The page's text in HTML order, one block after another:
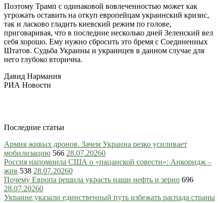
Поэтому Трамп с одинаковой вовлеченностью может как
угрожать оставить на откуп европейцам украинский кризис,
так и ласково гладить киевский режим по голове,
приговаривая, что в последние несколько дней Зеленский вел
себя хорошо. Ему нужно сбросить это бремя с Соединенных
Штатов. Судьба Украины и украинцев в данном случае для
него глубоко вторична.
Давид Нармания
РИА Новости
Последние статьи
Армия живых дронов. Зачем Украина резко усиливает
мобилизацию 566 28.07.20260
Россия напомнила США о «пацанской совести»: Анкоридж –
жив 538 28.07.20260
Почему Европа решила украсть наши нефть и зерно 696
28.07.20260
Украине указали единственный путь избежать распада страны